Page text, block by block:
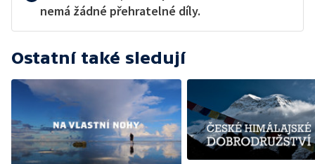
nemá žádné přehratelné díly.
Ostatní také sledují